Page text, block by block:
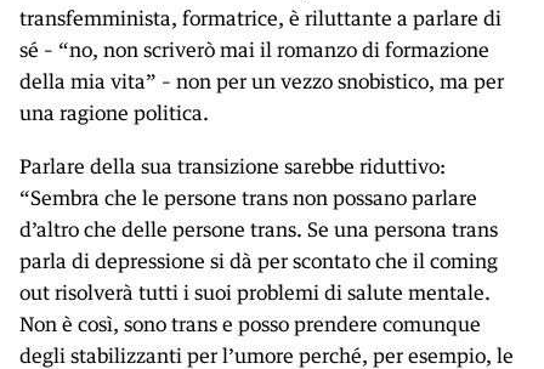
transfemminista, formatrice, è riluttante a parlare di
sé – “no, non scriverò mai il romanzo di formazione
della mia vita” – non per un vezzo snobistico, ma per
una ragione politica.
Parlare della sua transizione sarebbe riduttivo:
“Sembra che le persone trans non possano parlare
d’altro che delle persone trans. Se una persona trans
parla di depressione si dà per scontato che il coming
out risolverà tutti i suoi problemi di salute mentale.
Non è così, sono trans e posso prendere comunque
degli stabilizzanti per l’umore perché, per esempio, le